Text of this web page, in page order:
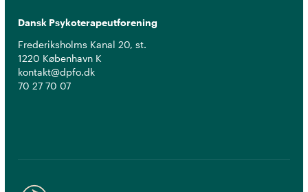
Dansk Psykoterapeutforening
Frederiksholms Kanal 20, st.
1220 København K
kontakt@dpfo.dk
70 27 70 07